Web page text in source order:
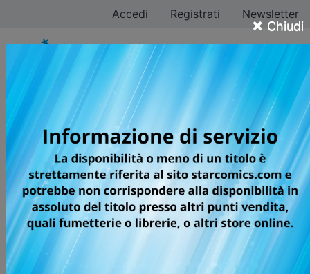
× Chiudi
Accedi Registrati Newsletter
Riku Sanjo
Tutti i fumetti